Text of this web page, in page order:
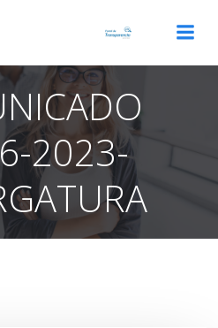
2023-